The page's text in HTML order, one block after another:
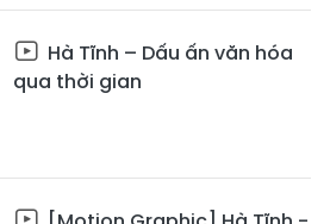
Hà Tĩnh – Dấu ấn văn hóa
qua thời gian